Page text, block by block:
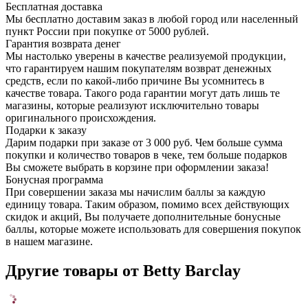
Бесплатная доставка
Мы бесплатно доставим заказ в любой город или населенный
пункт России при покупке от 5000 рублей.
Гарантия возврата денег
Мы настолько уверены в качестве реализуемой продукции,
что гарантируем нашим покупателям возврат денежных
средств, если по какой-либо причине Вы усомнитесь в
качестве товара. Такого рода гарантии могут дать лишь те
магазины, которые реализуют исключительно товары
оригинального происхождения.
Подарки к заказу
Дарим подарки при заказе от 3 000 руб. Чем больше сумма
покупки и количество товаров в чеке, тем больше подарков
Вы сможете выбрать в корзине при оформлении заказа!
Бонусная программа
При совершении заказа мы начислим баллы за каждую
единицу товара. Таким образом, помимо всех действующих
скидок и акций, Вы получаете дополнительные бонусные
баллы, которые можете использовать для совершения покупок
в нашем магазине.
Другие товары от Betty Barclay